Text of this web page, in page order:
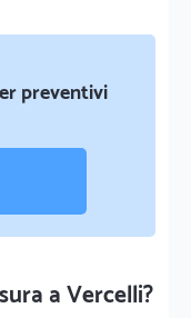
preventivi
a Vercelli?